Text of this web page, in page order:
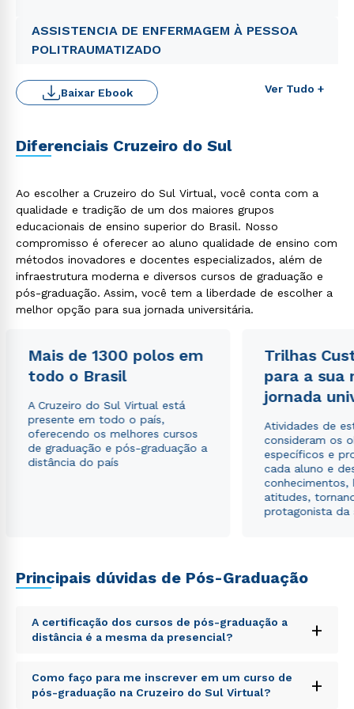
ASSISTENCIA DE ENFERMAGEM À PESSOA
POLITRAUMATIZADO
Ver Tudo +
Baixar Ebook
Diferenciais Cruzeiro do Sul
Ao escolher a Cruzeiro do Sul Virtual, você conta com a
qualidade e tradição de um dos maiores grupos
educacionais de ensino superior do Brasil. Nosso
compromisso é oferecer ao aluno qualidade de ensino com
métodos inovadores e docentes especializados, além de
infraestrutura moderna e diversos cursos de graduação e
pós-graduação. Assim, você tem a liberdade de escolher a
melhor opção para sua jornada universitária.
Mais de 1300 polos em
todo o Brasil
A Cruzeiro do Sul Virtual está
presente em todo o país,
oferecendo os melhores cursos
de graduação e pós-graduação a
distância do país
Trilhas
para a sua
jornada
Atividades de
consideram os
específicos e
cada aluno e
conhecimentos,
atitudes,
protagonista da
Principais dúvidas de Pós-Graduação
A certificação dos cursos de pós-graduação a
distância é a mesma da presencial?
+
Sed ut perspiciatis unde omnis iste natus error sit
voluptatem accusantium doloremque laudantium,
totam rem aperiam, eaque ipsa quae ab illo inventore
Como faço para me inscrever em um curso de
pós-graduação na Cruzeiro do Sul Virtual?
+
Rápido e fácil
WhatsApp
ou
Estou de acordo com a Política de Privacidade.e
autorizo que meus dados sejam utilizados para o
envio de conteúdos da Cruzeiro do Sul.